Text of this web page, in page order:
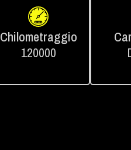
Chilometraggio
120000